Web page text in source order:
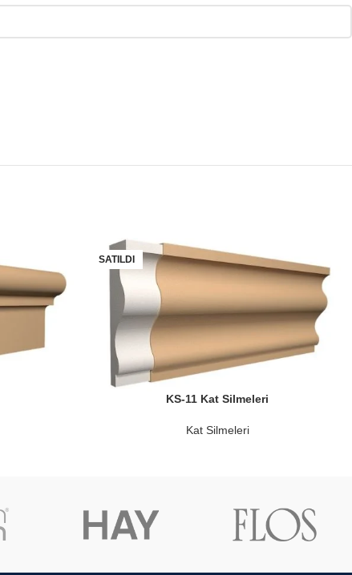
SATILDI
KS-11 Kat Silmeleri
Kat Silmeleri